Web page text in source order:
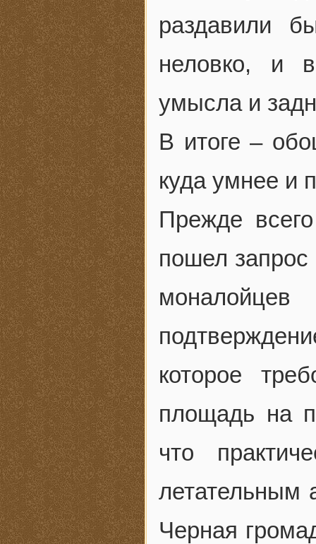
раздавили
неловко, и
умысла и
В итоге –
куда умнее и
Прежде
пошел запрос
которое
площадь на
что
летательным
Черная